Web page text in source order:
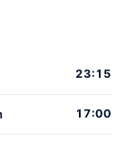
23:15
17:00